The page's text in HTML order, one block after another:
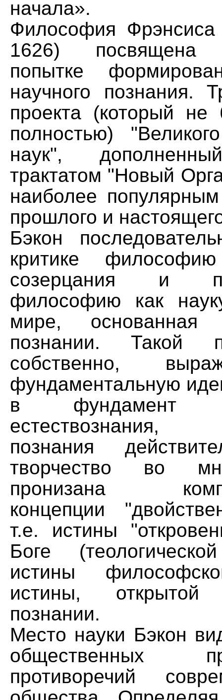
начала».
Философия
1626) посвящена
попытке
научного познания.
проекта (который
полностью)
наук",
трактатом "Новый
наиболее
прошлого и
Бэкон
критике
созерцания и
философию как
мире,
познании. Такой
собственно,
фундаментальную
в фундамент
естествознания,
познания
творчество во
пронизана
концепции
т.е. истины
Боге
истины
истины,
познании.
Место науки Бэкон
общественных
противоречий